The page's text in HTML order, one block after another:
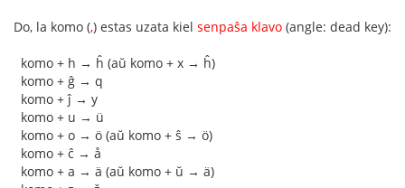
Do, la komo (,) estas uzata kiel senpaŝa klavo (angle: dead key):
komo + h → ĥ (aŭ komo + x → ĥ)
komo + ĝ → q
komo + ĵ → y
komo + u → ü
komo + o → ö (aŭ komo + ŝ → ö)
komo + ĉ → å
komo + a → ä (aŭ komo + ŭ → ä)